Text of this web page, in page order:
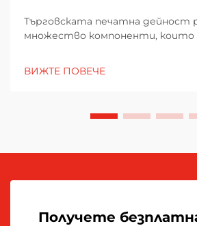
Търговската печатна дейност
множество компоненти,
Сред тези съществени
ВИЖТЕ ПОВЕЧЕ
Получете